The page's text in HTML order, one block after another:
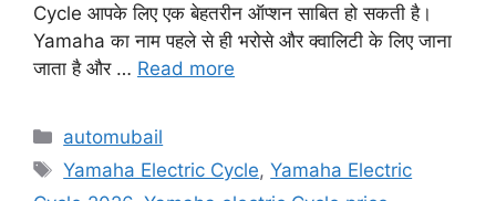
Cycle आपके लिए एक बेहतरीन ऑप्शन साबित हो सकती है।
Yamaha का नाम पहले से ही भरोसे और क्वालिटी के लिए जाना
जाता है और … Read more
Categories
automubail
Tags
Yamaha Electric Cycle,Yamaha Electric